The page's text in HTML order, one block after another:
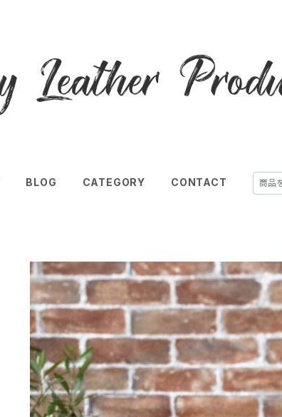
BLOG CATEGORY CONTACT